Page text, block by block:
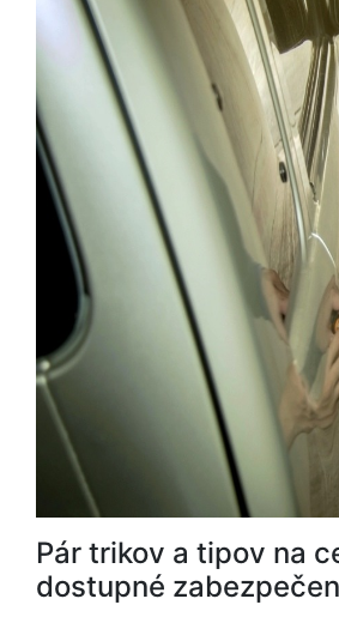
Pár trikov a tipov na
dostupné